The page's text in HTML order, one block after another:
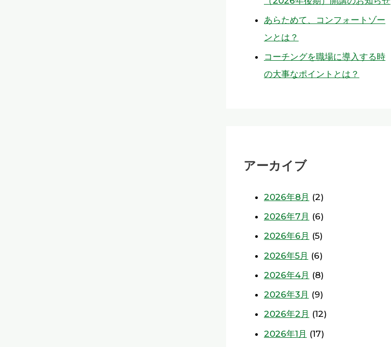
あらためて、コンフォートゾー
ンとは？
コーチングを職場に導入する時
の大事なポイントとは？
アーカイブ
2026年8月 (2)
2026年7月 (6)
2026年6月 (5)
2026年5月 (6)
2026年4月 (8)
2026年3月 (9)
2026年2月 (12)
2026年1月 (17)